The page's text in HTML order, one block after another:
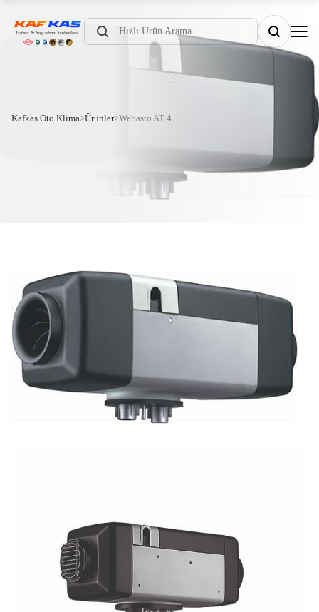
Products
search
Kafkas Oto Klima>Ürünler>Webasto AT 4